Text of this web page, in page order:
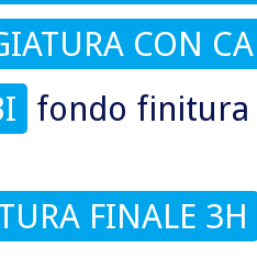
CON
fondo finitura
FINALE 3H